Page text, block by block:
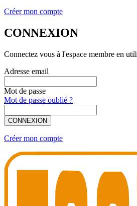
Créer mon compte
CONNEXION
Connectez vous à l'espace membre en
Adresse email
Mot de passe
Mot de passe oublié ?
CONNEXION
Créer mon compte